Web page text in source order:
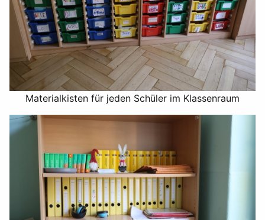
Materialkisten für jeden Schüler im Klassenraum